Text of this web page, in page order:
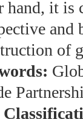
hand, it is
and
of